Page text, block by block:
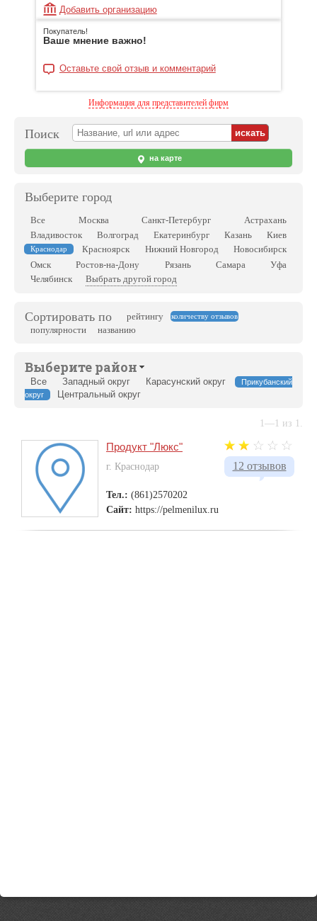
Добавить организацию
Покупатель!
Ваше мнение важно!
Оставьте свой отзыв и комментарий
Информация для представителей фирм
Поиск
на карте
Выберите город
Все Москва Санкт-Петербург
Астрахань
Владивосток
Волгоград Екатеринбург Казань Киев
Краснодар Красноярск Нижний Новгород
Новосибирск
Омск
Ростов-на-Дону Рязань Самара
Уфа
Челябинск
Выбрать другой город
Сортировать по рейтингу количеству отзывов
популярности названию
Выберите район
Все Западный округ Карасунский округ
Прикубанский
округ
Центральный округ
1—1 из 1.
12 отзывов
Продукт "Люкс"
г. Краснодар
Тел.: (861)2570202
Сайт: https://pelmenilux.ru